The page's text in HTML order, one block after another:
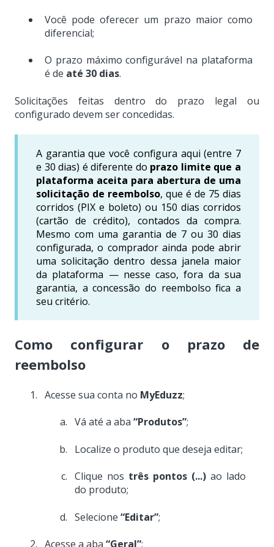
Você pode oferecer um prazo maior como
diferencial;
O prazo máximo configurável na plataforma
é de até 30 dias.
Solicitações feitas dentro do prazo legal ou
configurado devem ser concedidas.
A garantia que você configura aqui (entre 7
e 30 dias) é diferente do prazo limite que a
plataforma aceita para abertura de uma
solicitação de reembolso, que é de 75 dias
corridos (PIX e boleto) ou 150 dias corridos
(cartão de crédito), contados da compra.
Mesmo com uma garantia de 7 ou 30 dias
configurada, o comprador ainda pode abrir
uma solicitação dentro dessa janela maior
da plataforma — nesse caso, fora da sua
garantia, a concessão do reembolso fica a
seu critério.
Como configurar o prazo de
reembolso
Acesse sua conta no MyEduzz;
Vá até a aba “Produtos”;
Localize o produto que deseja editar;
Clique nos três pontos (...)ao lado
do produto;
Selecione “Editar”;
Acesse a aba “Geral”;